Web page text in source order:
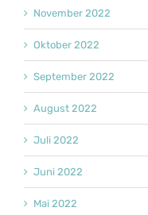
November 2022
Oktober 2022
September 2022
August 2022
Juli 2022
Juni 2022
Mai 2022